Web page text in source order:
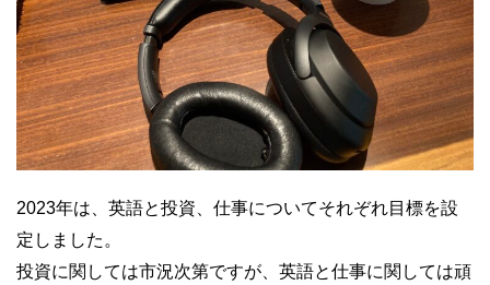
2023年は、英語と投資、仕事についてそれぞれ目標を設
定しました。
投資に関しては市況次第ですが、英語と仕事に関しては頑